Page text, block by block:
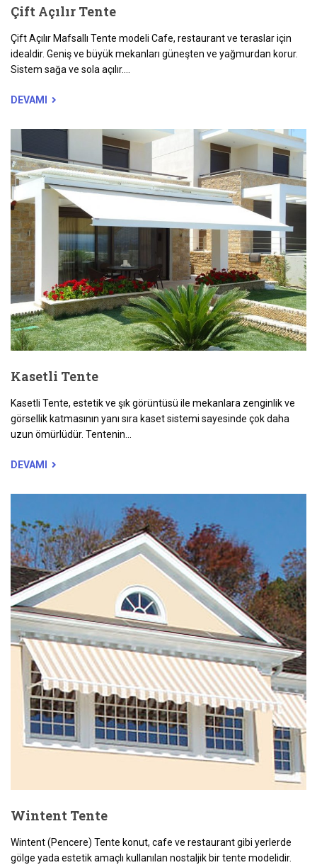
Çift Açılır Tente
Çift Açılır Mafsallı Tente modeli Cafe, restaurant ve teraslar için
idealdir. Geniş ve büyük mekanları güneşten ve yağmurdan korur.
Sistem sağa ve sola açılır....
DEVAMI
Kasetli Tente
Kasetli Tente, estetik ve şık görüntüsü ile mekanlara zenginlik ve
görsellik katmasının yanı sıra kaset sistemi sayesinde çok daha
uzun ömürlüdür. Tentenin...
DEVAMI
Wintent Tente
Wintent (Pencere) Tente konut, cafe ve restaurant gibi yerlerde
gölge yada estetik amaçlı kullanılan nostaljik bir tente modelidir.